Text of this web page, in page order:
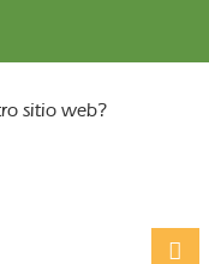
sitio web?